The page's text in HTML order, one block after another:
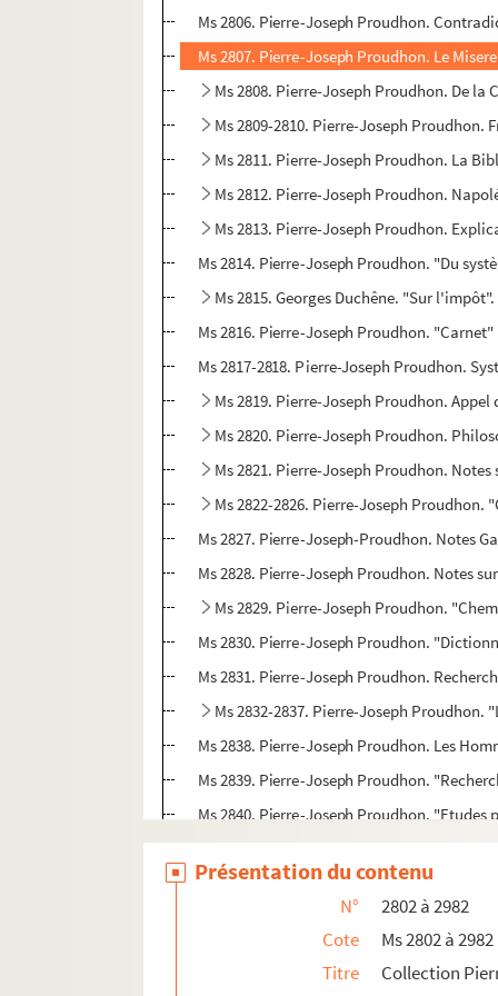
Ms 2806. Pierre-Joseph Proudhon.
Ms 2807. Pierre-Joseph Proudhon. Le
Ms 2808. Pierre-Joseph Proudhon. De
Ms 2809-2810. Pierre-Joseph Proudhon.
Ms 2811. Pierre-Joseph Proudhon. La
Ms 2812. Pierre-Joseph Proudhon.
Ms 2813. Pierre-Joseph Proudhon.
Ms 2814. Pierre-Joseph Proudhon. "Du
Ms 2815. Georges Duchêne. "Sur l'impôt".
Ms 2816. Pierre-Joseph Proudhon. "Carnet"
Ms 2817-2818. Pierre-Joseph Proudhon.
Ms 2819. Pierre-Joseph Proudhon.
Ms 2820. Pierre-Joseph Proudhon.
Ms 2821. Pierre-Joseph Proudhon.
Ms 2822-2826. Pierre-Joseph Proudhon.
Ms 2827. Pierre-Joseph-Proudhon. Notes
Ms 2828. Pierre-Joseph Proudhon. Notes
Ms 2829. Pierre-Joseph Proudhon.
Ms 2830. Pierre-Joseph Proudhon.
Ms 2831. Pierre-Joseph Proudhon.
Ms 2832-2837. Pierre-Joseph Proudhon.
Ms 2838. Pierre-Joseph Proudhon. Les
Ms 2839. Pierre-Joseph Proudhon.
Ms 2840. Pierre-Joseph Proudhon. "Etudes
Ms 2841. Pierre-Joseph Proudhon.
Ms 2842. Pierre-Joseph Proudhon. "De la
Ms 2843. Pierre-Joseph Proudhon.
Ms 2844. Pierre-Joseph Proudhon. Notes
Ms 2845. Pierre-Joseph Proudhon.
Présentation du contenu
N°
2802 à 2982
Cote
Ms 2802 à 2982
Titre
Collection